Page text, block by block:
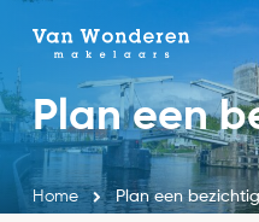
main
contentPlan een
Home Plan een